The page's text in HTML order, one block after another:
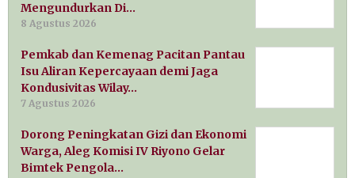
Mengundurkan Di…
8 Agustus 2026
Pemkab dan Kemenag Pacitan Pantau
Isu Aliran Kepercayaan demi Jaga
Kondusivitas Wilay…
7 Agustus 2026
Dorong Peningkatan Gizi dan Ekonomi
Warga, Aleg Komisi IV Riyono Gelar
Bimtek Pengola…